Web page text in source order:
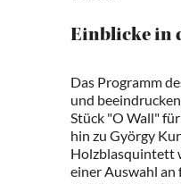
Einblicke in
Das Programm
und
Stück "O Wall"
hin zu György
Holzblasquintett
einer Auswahl an